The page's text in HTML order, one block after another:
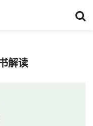
解读